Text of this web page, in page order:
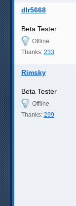
dlr5668
Beta Tester
Offline
Thanks: 233
Rimsky
Beta Tester
Offline
Thanks: 299